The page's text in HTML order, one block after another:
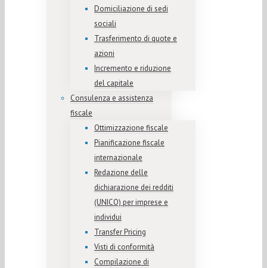
Domiciliazione di sedi
sociali
Trasferimento di quote e
azioni
Incremento e riduzione
del capitale
Consulenza e assistenza
fiscale
Ottimizzazione fiscale
Pianificazione fiscale
internazionale
Redazione delle
dichiarazione dei redditi
(UNICO) per imprese e
individui
Transfer Pricing
Visti di conformità
Compilazione di